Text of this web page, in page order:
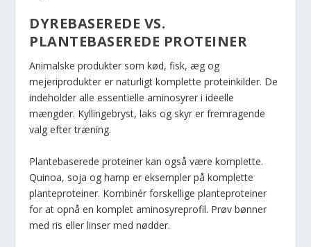
DYREBASEREDE VS.
PLANTEBASEREDE PROTEINER
Animalske produkter som kød, fisk, æg og
mejeriprodukter er naturligt komplette proteinkilder. De
indeholder alle essentielle aminosyrer i ideelle
mængder. Kyllingebryst, laks og skyr er fremragende
valg efter træning.
Plantebaserede proteiner kan også være komplette.
Quinoa, soja og hamp er eksempler på komplette
planteproteiner. Kombinér forskellige planteproteiner
for at opnå en komplet aminosyreprofil. Prøv bønner
med ris eller linser med nødder.